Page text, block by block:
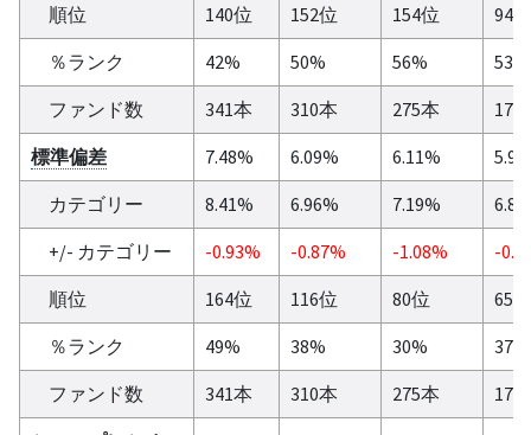
順位
140位 152位 154位
94位
％ランク
42% 50% 56%
53%
ファンド数
341本 310本 275本
179
標準偏差
7.48% 6.09% 6.11%
カテゴリー
8.41% 6.96% 7.19%
+/- カテゴリー
-0.93% -0.87% -1.08%
-
順位
164位 116位 80位
65位
％ランク
49% 38% 30%
37%
ファンド数
341本 310本 275本
179